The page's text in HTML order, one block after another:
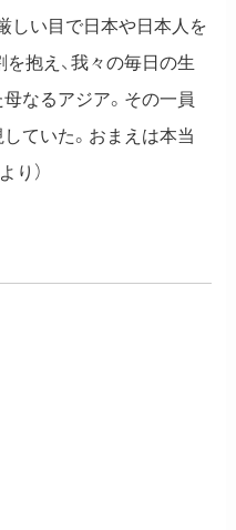
しい目で日本や日本人を
抱え、我々の毎日の生
なるアジア。その一員
ていた。おまえは本当
り）